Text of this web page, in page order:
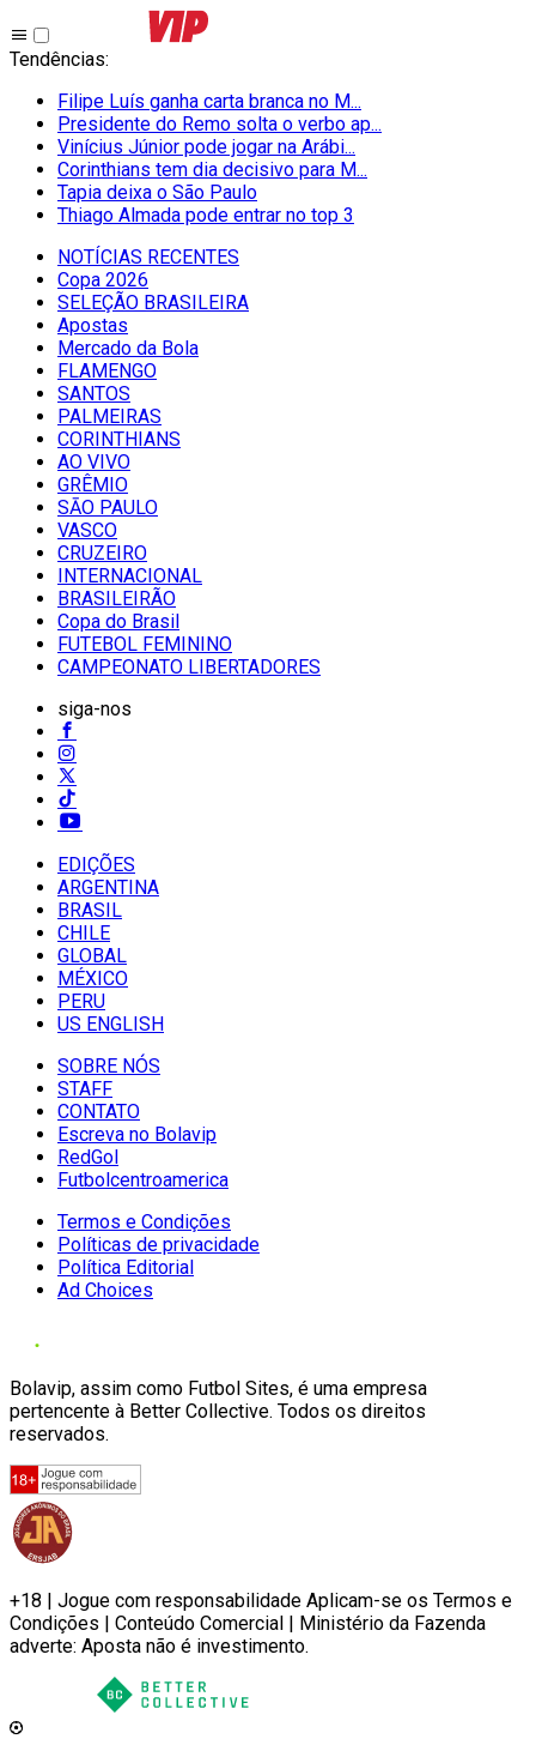
Tendências:
Filipe Luís ganha carta branca no M...
Presidente do Remo solta o verbo ap...
Vinícius Júnior pode jogar na Arábi...
Corinthians tem dia decisivo para M...
Tapia deixa o São Paulo
Thiago Almada pode entrar no top 3
NOTÍCIAS RECENTES
Copa 2026
SELEÇÃO BRASILEIRA
Apostas
Mercado da Bola
FLAMENGO
SANTOS
PALMEIRAS
CORINTHIANS
AO VIVO
GRÊMIO
SĀO PAULO
VASCO
CRUZEIRO
INTERNACIONAL
BRASILEIRÃO
Copa do Brasil
FUTEBOL FEMININO
CAMPEONATO LIBERTADORES
siga-nos
EDIÇÕES
ARGENTINA
BRASIL
CHILE
GLOBAL
MÉXICO
PERU
US ENGLISH
SOBRE NÓS
STAFF
CONTATO
Escreva no Bolavip
RedGol
Futbolcentroamerica
Termos e Condições
Políticas de privacidade
Política Editorial
Ad Choices
Bolavip, assim como Futbol Sites, é uma empresa
pertencente à Better Collective. Todos os direitos
reservados.
+18 | Jogue com responsabilidade Aplicam-se os Termos e
Condições | Conteúdo Comercial | Ministério da Fazenda
adverte: Aposta não é investimento.